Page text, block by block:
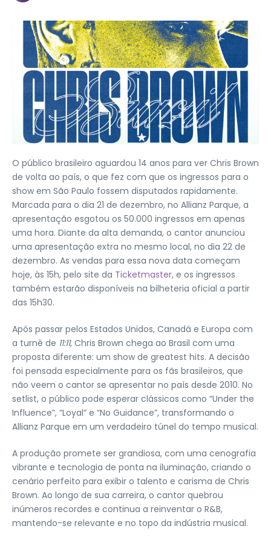
O público brasileiro aguardou 14 anos para ver Chris Brown
de volta ao país, o que fez com que os ingressos para o
show em São Paulo fossem disputados rapidamente.
Marcada para o dia 21 de dezembro, no Allianz Parque, a
apresentação esgotou os 50.000 ingressos em apenas
uma hora. Diante da alta demanda, o cantor anunciou
uma apresentação extra no mesmo local, no dia 22 de
dezembro. As vendas para essa nova data começam
hoje, às 15h, pelo site da Ticketmaster, e os ingressos
também estarão disponíveis na bilheteria oficial a partir
das 15h30.
Após passar pelos Estados Unidos, Canadá e Europa com
a turnê de 11:11, Chris Brown chega ao Brasil com uma
proposta diferente: um show de greatest hits. A decisão
foi pensada especialmente para os fãs brasileiros, que
não veem o cantor se apresentar no país desde 2010. No
setlist, o público pode esperar clássicos como “Under the
Influence”, “Loyal” e “No Guidance”, transformando o
Allianz Parque em um verdadeiro túnel do tempo musical.
A produção promete ser grandiosa, com uma cenografia
vibrante e tecnologia de ponta na iluminação, criando o
cenário perfeito para exibir o talento e carisma de Chris
Brown. Ao longo de sua carreira, o cantor quebrou
inúmeros recordes e continua a reinventar o R&B,
mantendo-se relevante e no topo da indústria musical.